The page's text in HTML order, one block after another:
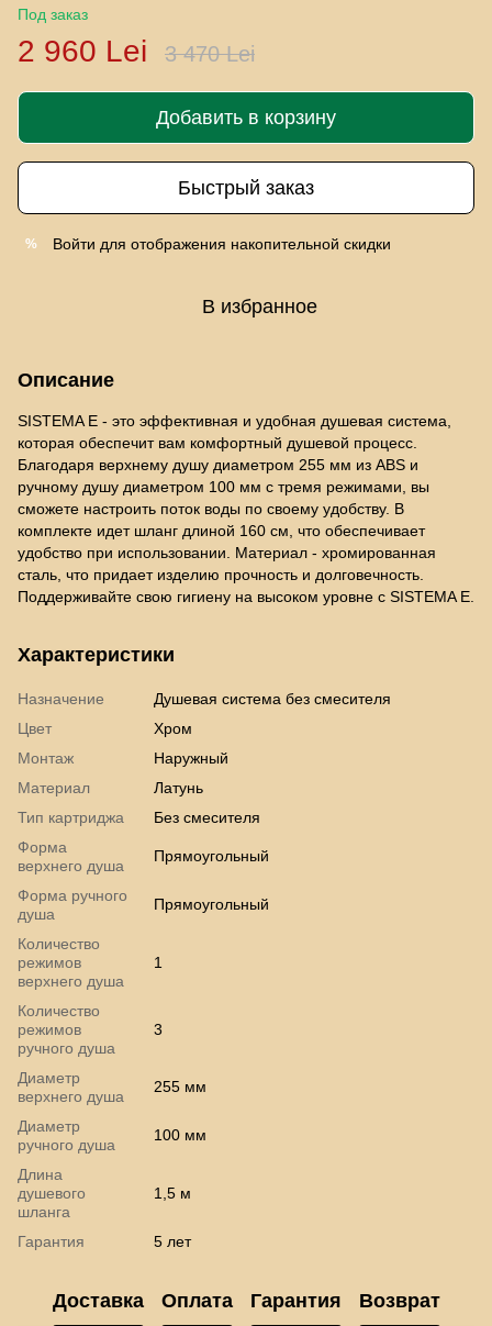
Под заказ
2 960 Lei 3 470 Lei
Добавить в корзину
Быстрый заказ
% Войти для отображения накопительной скидки
В избранное
Описание
SISTEMA E - это эффективная и удобная душевая система,
которая обеспечит вам комфортный душевой процесс.
Благодаря верхнему душу диаметром 255 мм из ABS и
ручному душу диаметром 100 мм с тремя режимами, вы
сможете настроить поток воды по своему удобству. В
комплекте идет шланг длиной 160 см, что обеспечивает
удобство при использовании. Материал - хромированная
сталь, что придает изделию прочность и долговечность.
Поддерживайте свою гигиену на высоком уровне с SISTEMA E.
Характеристики
Назначение
Душевая система без смесителя
Цвет
Хром
Монтаж
Наружный
Материал
Латунь
Тип картриджа
Без смесителя
Форма
верхнего душа
Прямоугольный
Форма ручного
душа
Прямоугольный
Количество
режимов
верхнего душа
1
Количество
режимов
ручного душа
3
Диаметр
верхнего душа
255 мм
Диаметр
ручного душа
100 мм
Длина
душевого
шланга
1,5 м
Гарантия 5 лет
Доставка Оплата Гарантия Возврат